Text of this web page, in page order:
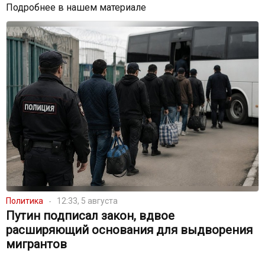
Подробнее в нашем материале
Политика 12:33, 5 августа
Путин подписал закон, вдвое
расширяющий основания для выдворения
мигрантов